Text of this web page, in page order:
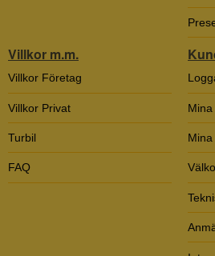
Villkor m.m.
Villkor Företag
Villkor Privat
Turbil
FAQ